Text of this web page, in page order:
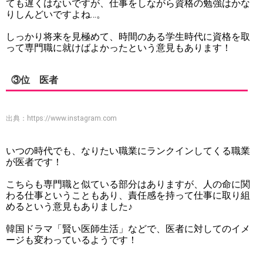
ても遅くはないですが、仕事をしながら資格の勉強はかな
りしんどいですよね…。
しっかり将来を見極めて、時間のある学生時代に資格を取
って専門職に就けばよかったという意見もあります！
③位 医者
出典： https://www.instagram.com
いつの時代でも、なりたい職業にランクインしてくる職業
が医者です！
こちらも専門職と似ている部分はありますが、人の命に関
わる仕事ということもあり、責任感を持って仕事に取り組
めるという意見もありました♪
韓国ドラマ「賢い医師生活」などで、医者に対してのイメ
ージも変わっているようです！